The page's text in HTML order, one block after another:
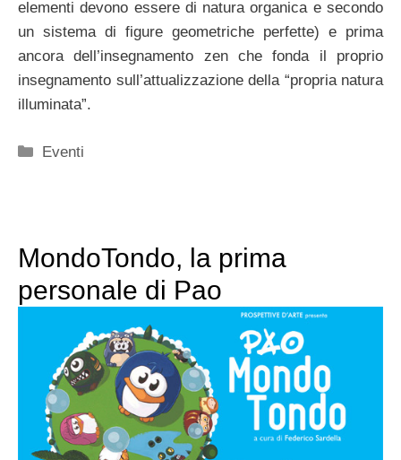
elementi devono essere di natura organica e secondo
un sistema di figure geometriche perfette) e prima
ancora dell’insegnamento zen che fonda il proprio
insegnamento sull’attualizzazione della “propria natura
illuminata”.
Categorie
Eventi
MondoTondo, la prima
personale di Pao